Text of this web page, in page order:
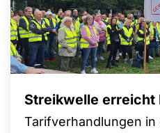
Streikwelle erreicht
Tarifverhandlungen in